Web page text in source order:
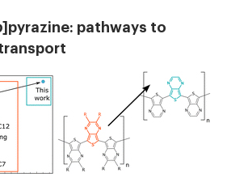
]pyrazine: pathways to